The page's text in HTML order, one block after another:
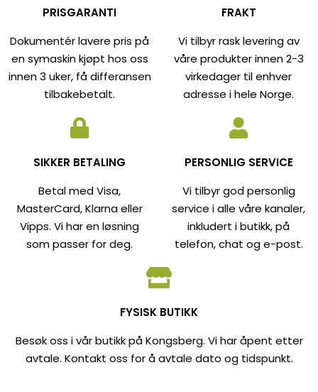
PRISGARANTI
Dokumentér lavere pris på
en symaskin kjøpt hos oss
innen 3 uker, få differansen
tilbakebetalt.
FRAKT
Vi tilbyr rask levering av
våre produkter innen 2-3
virkedager til enhver
adresse i hele Norge.
SIKKER BETALING
Betal med Visa,
MasterCard, Klarna eller
Vipps. Vi har en løsning
som passer for deg.
PERSONLIG SERVICE
Vi tilbyr god personlig
service i alle våre kanaler,
inkludert i butikk, på
telefon, chat og e-post.
FYSISK BUTIKK
Besøk oss i vår butikk på Kongsberg. Vi har åpent etter
avtale. Kontakt oss for å avtale dato og tidspunkt.